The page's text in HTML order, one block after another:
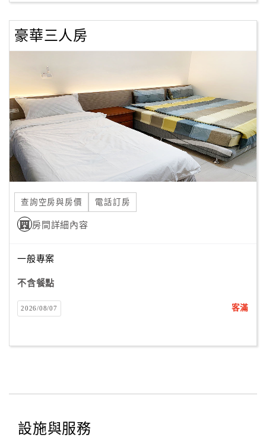
旅
卡
請
款
收
據
合
作
提
案
店
作
作
豪華三人房
查詢空房與房價 電話訂房
房間詳細內容
一般專案
不含餐點
2026/08/07 客滿
設施與服務